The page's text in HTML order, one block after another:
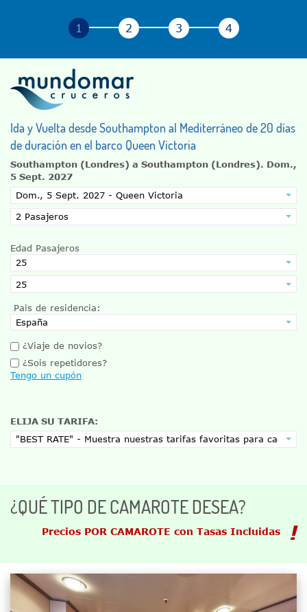
Ida y Vuelta desde Southampton al Mediterráneo de 20 días
de duración en el barco Queen Victoria
Southampton (Londres) a Southampton (Londres). Dom.,
5 Sept. 2027
Edad Pasajeros
Pais de residencia:
¿Viaje de novios?
¿Sois repetidores?
Tengo un cupón
ELIJA SU TARIFA:
¿QUÉ TIPO DE CAMAROTE DESEA?
Precios POR CAMAROTE con Tasas Incluidas